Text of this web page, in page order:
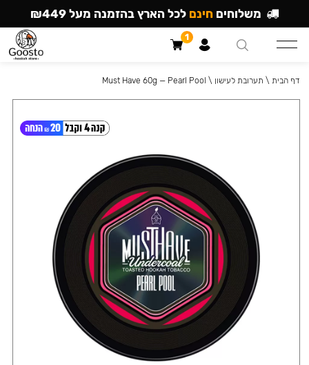
דף הבית \ תערובת לעישון \
Must Have 60g — Pearl Pool
משלוחים חינם לכל הארץ בהזמנה מעל ₪449
1